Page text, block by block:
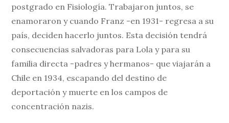
postgrado en Fisiología. Trabajaron juntos, se
enamoraron y cuando Franz -en 1931- regresa a su
país, deciden hacerlo juntos. Esta decisión tendrá
consecuencias salvadoras para Lola y para su
familia directa -padres y hermanos- que viajarán a
Chile en 1934, escapando del destino de
deportación y muerte en los campos de
concentración nazis.